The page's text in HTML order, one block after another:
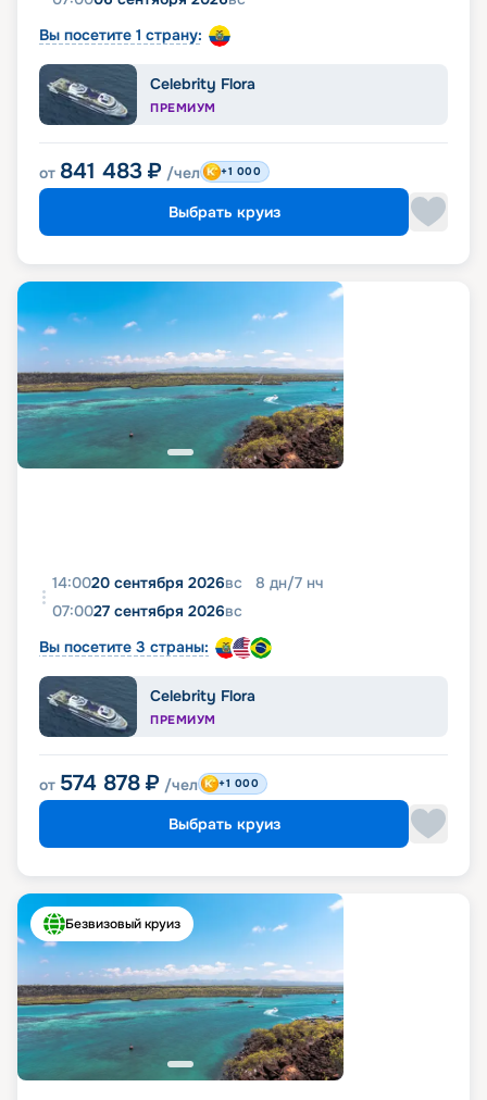
Вы посетите 1 страну:
Celebrity Flora
ПРЕМИУМ
от 841 483 ₽ /чел +1 000
Выбрать круиз
14:0020 сентября 2026вс 8 дн/7 нч
07:0027 сентября 2026вс
Вы посетите 3 страны:
Celebrity Flora
ПРЕМИУМ
от 574 878 ₽ /чел +1 000
Выбрать круиз
Безвизовый круиз